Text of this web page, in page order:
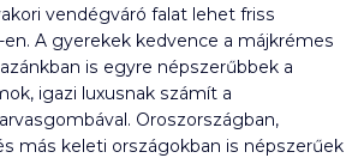
vendégváró falat lehet friss
A gyerekek kedvence a májkrémes
is egyre népszerűbbek a
igazi luxusnak számít a
Oroszországban,
más keleti országokban is népszerűek